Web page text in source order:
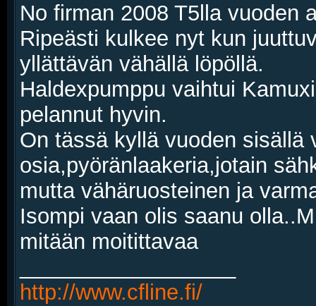
No firman 2008 T5lla vuoden
Ripeästi kulkee nyt kun
yllättävän vähällä löpöllä.
Haldexpumppu vaihtui
pelannut hyvin.
On tässä kyllä vuoden sisällä
osia,pyöränlaakeria,jotain
mutta vähäruosteinen ja
Isompi vaan olis saanu
mitään moitittavaa
http://www.cfline.fi/